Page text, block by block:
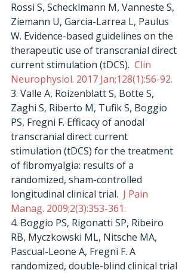
Rossi S, Schecklmann M, Vanneste S,
Ziemann U, Garcia-Larrea L, Paulus
W. Evidence-based guidelines on the
therapeutic use of transcranial direct
current stimulation (tDCS). Clin
Neurophysiol. 2017 Jan;128(1):56-92.
3. Valle A, Roizenblatt S, Botte S,
Zaghi S, Riberto M, Tufik S, Boggio
PS, Fregni F. Efficacy of anodal
transcranial direct current
stimulation (tDCS) for the treatment
of fibromyalgia: results of a
randomized, sham-controlled
longitudinal clinical trial. J Pain
Manag. 2009;2(3):353-361.
4. Boggio PS, Rigonatti SP, Ribeiro
RB, Myczkowski ML, Nitsche MA,
Pascual-Leone A, Fregni F. A
randomized, double-blind clinical trial